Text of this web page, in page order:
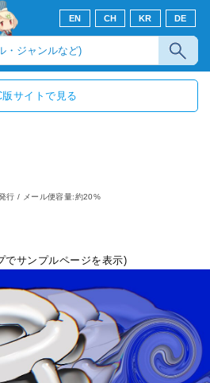
EN CH KR DE
版サイトで見る
行 / メール便容量:約20%
でサンプルページを表示)